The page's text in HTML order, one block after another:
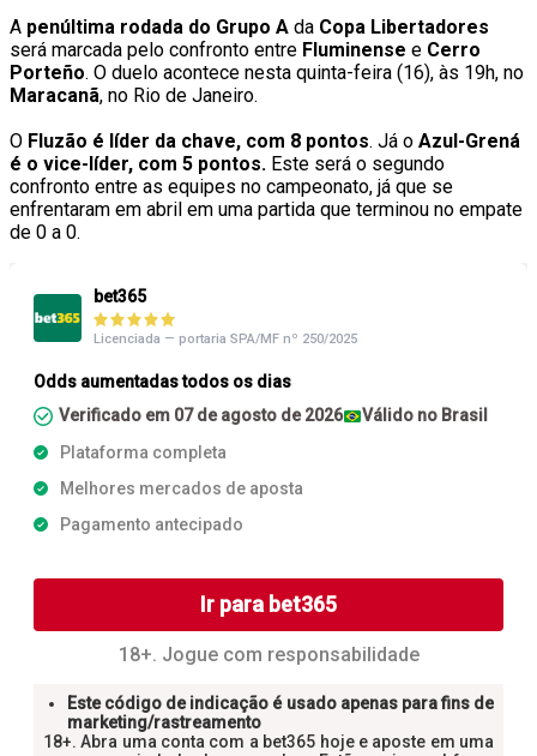
A penúltima rodada do Grupo A da Copa Libertadores
será marcada pelo confronto entre Fluminense e Cerro
Porteño. O duelo acontece nesta quinta-feira (16), às 19h, no
Maracanã, no Rio de Janeiro.
O Fluzão é líder da chave, com 8 pontos. Já o Azul-Grená
é o vice-líder, com 5 pontos. Este será o segundo
confronto entre as equipes no campeonato, já que se
enfrentaram em abril em uma partida que terminou no empate
de 0 a 0.